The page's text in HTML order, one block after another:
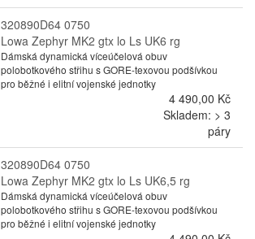
320890D64 0750
Lowa Zephyr MK2 gtx lo Ls UK6 rg
Dámská dynamická víceúčelová obuv
polobotkového střihu s GORE-texovou podšívkou
pro běžné i elitní vojenské jednotky
4 490,00 Kč
Skladem: > 3
páry
320890D64 0750
Lowa Zephyr MK2 gtx lo Ls UK6,5 rg
Dámská dynamická víceúčelová obuv
polobotkového střihu s GORE-texovou podšívkou
pro běžné i elitní vojenské jednotky